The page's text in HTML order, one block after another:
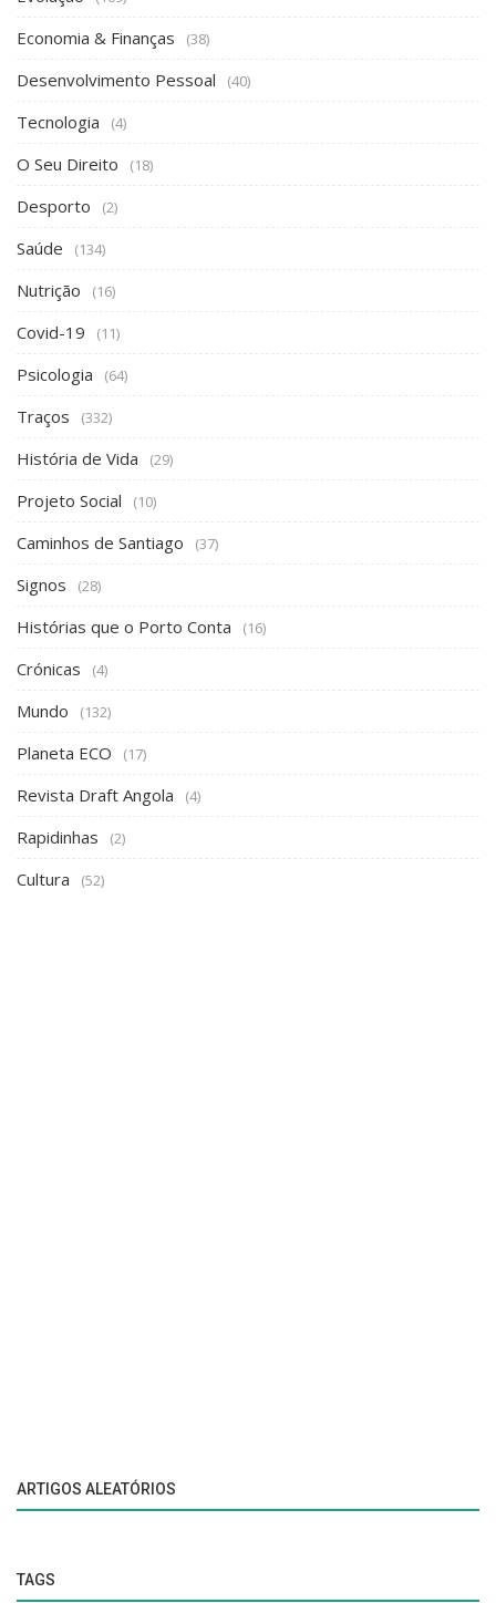
Economia & Finanças (38)
Desenvolvimento Pessoal (40)
Tecnologia (4)
O Seu Direito (18)
Desporto (2)
Saúde (134)
Nutrição (16)
Covid-19 (11)
Psicologia (64)
Traços (332)
História de Vida (29)
Projeto Social (10)
Caminhos de Santiago (37)
Signos (28)
Histórias que o Porto Conta (16)
Crónicas (4)
Mundo (132)
Planeta ECO (17)
Revista Draft Angola (4)
Rapidinhas (2)
Cultura (52)
ARTIGOS ALEATÓRIOS
TAGS